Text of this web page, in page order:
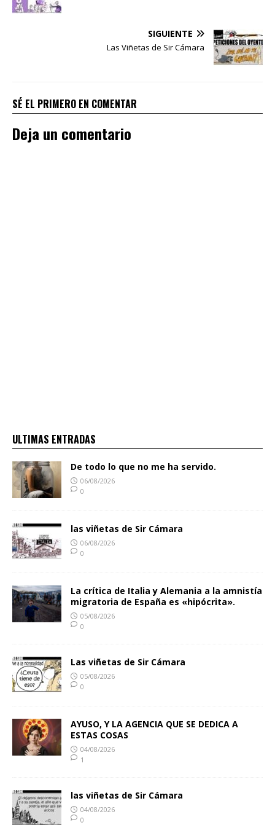
SIGUIENTE
Las Viñetas de Sir Cámara
SÉ EL PRIMERO EN COMENTAR
Deja un comentario
ULTIMAS ENTRADAS
De todo lo que no me ha servido.
06/08/2026
0
las viñetas de Sir Cámara
06/08/2026
0
La crítica de Italia y Alemania a la amnistía
migratoria de España es «hipócrita».
05/08/2026
0
Las viñetas de Sir Cámara
05/08/2026
0
AYUSO, Y LA AGENCIA QUE SE DEDICA A
ESTAS COSAS
04/08/2026
1
las viñetas de Sir Cámara
04/08/2026
0